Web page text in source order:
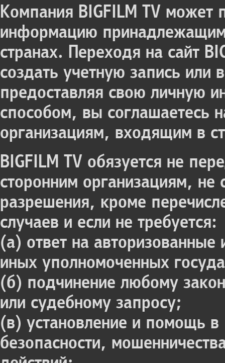
Компания BIGFILM TV может
информацию
странах. Переходя на сайт
создать учетную запись или
предоставляя свою личную
способом, вы соглашаетесь
организациям, входящим в
BIGFILM TV обязуется не
сторонним организациям, не
разрешения, кроме
случаев и если не требуется:
(а) ответ на
иных уполномоченных
(б) подчинение любому
или судебному запросу;
(в) установление и помощь
безопасности,